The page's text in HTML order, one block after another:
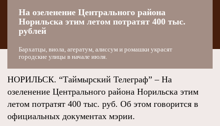
На озеленение Центрального района
Норильска этим летом потратят 400 тыс.
рублей
Бархатцы, виола, агератум, алиссум и ромашки украсят
городские улицы в начале июля.
НОРИЛЬСК. “Таймырский Телеграф” – На
озеленение Центрального района Норильска этим
летом потратят 400 тыс. руб. Об этом говорится в
официальных документах мэрии.